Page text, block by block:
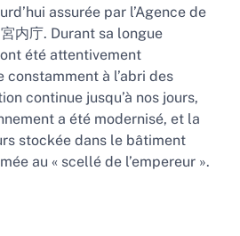
assurée par l’Agence de
内庁. Durant sa longue
été attentivement
constamment à l’abri des
continue jusqu’à nos jours,
a été modernisé, et la
stockée dans le bâtiment
au « scellé de l’empereur ».